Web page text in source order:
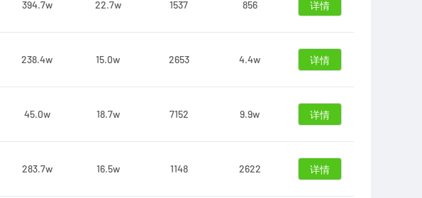
394.7w 22.7w 1537 856 详情
238.4w 15.0w 2653 4.4w 详情
45.0w 18.7w 7152 9.9w 详情
283.7w 16.5w 1148 2622 详情